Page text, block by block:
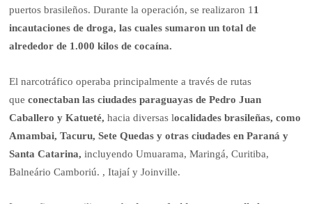
puertos brasileños. Durante la operación, se realizaron 11
incautaciones de droga, las cuales sumaron un total de
alrededor de 1.000 kilos de cocaína.
El narcotráfico operaba principalmente a través de rutas
que conectaban las ciudades paraguayas de Pedro Juan
Caballero y Katueté, hacia diversas localidades brasileñas, como
Amambai, Tacuru, Sete Quedas y otras ciudades en Paraná y
Santa Catarina, incluyendo Umuarama, Maringá, Curitiba,
Balneário Camboriú. , Itajaí y Joinville.